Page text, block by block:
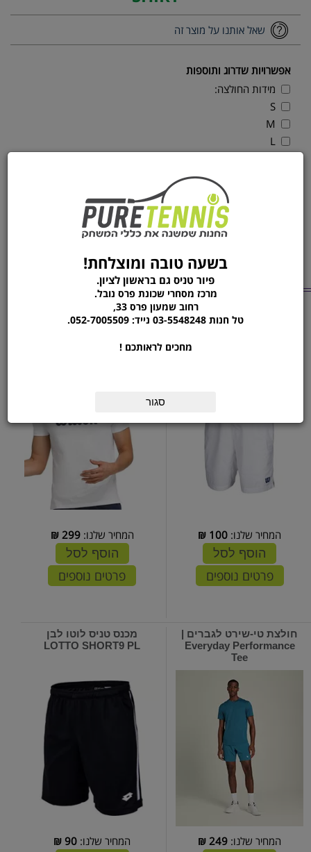
שאל אותנו על מוצר זה
אפשרויות שדרוג ותוספות
מידות החולצה:
S
M
L
מוצרים נוספים
מהקטגוריה
מכנס ברמודה לבן לגברים |
המחיר שלנו: 100
₪
הוסף לסל
פרטים נוספים
חולצת טי-שירט לגברים |
המחיר שלנו:299
₪
הוסף לסל
פרטים נוספים
חולצת טי-שירט לגברים |
Everyday Performance
Tee
המחיר שלנו: 249
₪
מכנס טניס לוטו לבן
LOTTO SHORT9 PL
המחיר שלנו: 90
₪
בשעה טובה ומוצלחת!
פיור טניס גם בראשון לציון.
מרכז מסחרי שכונת פרס נובל.
רחוב שמעון פרס 33,
טל חנות 03-5548248 נייד: 052-7005509.
מחכים לראותכם !
סגור